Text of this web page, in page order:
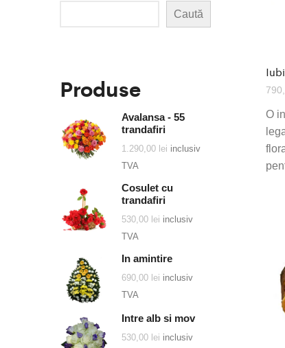
O
Caută
Produse
Avalansa - 55
trandafiri
1.290,00 lei inclusiv
TVA
Cosulet cu
trandafiri
530,00 lei inclusiv
TVA
In amintire
690,00 lei inclusiv
TVA
Intre alb si mov
530,00 lei inclusiv